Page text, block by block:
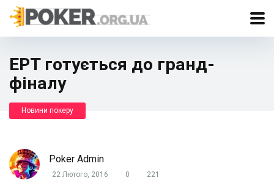
EPT готується до гранд-
фіналу
Новини покеру
Poker Admin
22 Лютого, 2016 0 221